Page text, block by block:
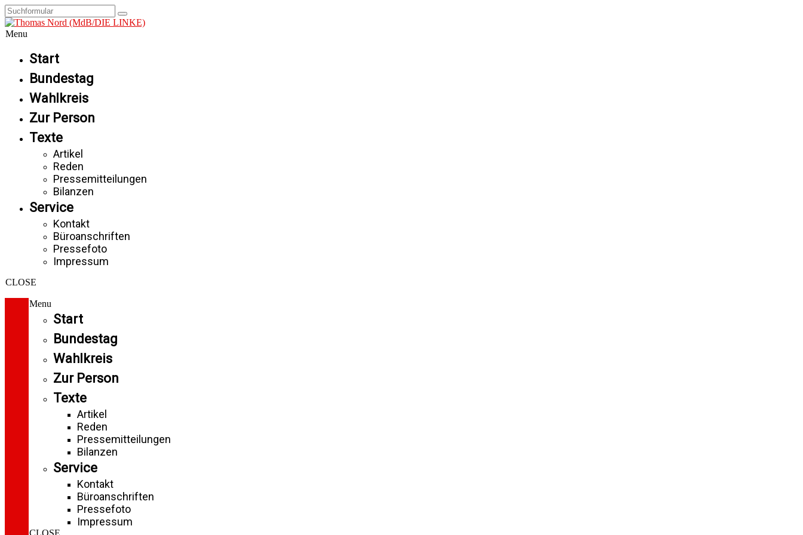
Menu
Start
Bundestag
Wahlkreis
Zur Person
Texte
Artikel
Reden
Pressemitteilungen
Bilanzen
Service
Kontakt
Büroanschriften
Pressefoto
Impressum
CLOSE
Menu
Start
Bundestag
Wahlkreis
Zur Person
Texte
Artikel
Reden
Pressemitteilungen
Bilanzen
Service
Kontakt
Büroanschriften
Pressefoto
Impressum
CLOSE